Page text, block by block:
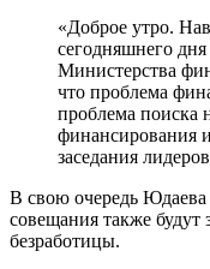
«Доброе утро.
сегодняшнего
Министерства
что проблема
проблема поиска
финансирования
заседания
В свою очередь Юдаева
совещания также будут
безработицы.